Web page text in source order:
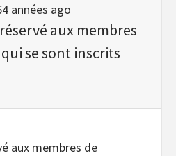
années ago
aux membres
se sont inscrits
aux membres de